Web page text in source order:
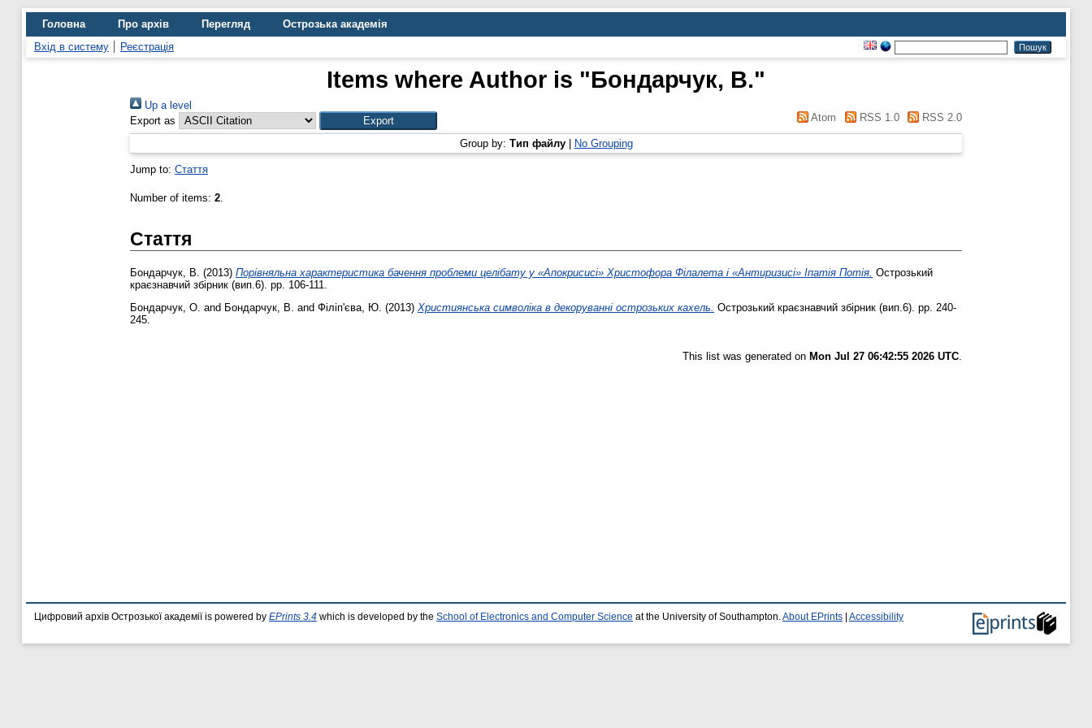
Головна Про архів Перегляд
Острозька академія
Вхід в систему
Реєстрація
Items where Author is "Бондарчук, В."
Up a level
Export as
Atom RSS 1.0 RSS 2.0
Group by: Тип файлу| No Grouping
Jump to: Стаття
Number of items: 2.
Стаття
Бондарчук, В. (2013) Порівняльна характеристика бачення проблеми целібату у «Апокрисисі» Христофора Філалета і «Антиризисі» Іпатія Потія. Острозький
краєзнавчий збірник (вип.6). pp. 106-111.
Бондарчук, О. and Бондарчук, В. and Філіп'єва, Ю. (2013) Християнська символіка в декоруванні острозьких кахель. Острозький краєзнавчий збірник (вип.6). pp. 240-
245.
This list was generated on Mon Jul 27 06:42:55 2026 UTC
Цифровий архів Острозької академії is powered by EPrints 3.4 which is developed by the School of Electronics and Computer Science at the University of Southampton. About EPrints Accessibility